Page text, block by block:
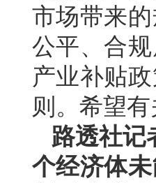
市场带来
公平、合
产业补贴
则。希望
路透社记
个经济体